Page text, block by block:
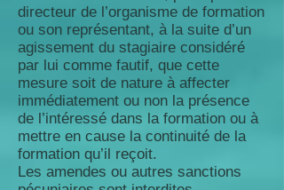
directeur de l’organisme de formation
ou son représentant, à la suite d’un
agissement du stagiaire considéré
par lui comme fautif, que cette
mesure soit de nature à affecter
immédiatement ou non la présence
de l’intéressé dans la formation ou à
mettre en cause la continuité de la
formation qu’il reçoit.
Les amendes ou autres sanctions